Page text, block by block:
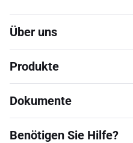
Über uns
Produkte
Dokumente
Benötigen Sie Hilfe?